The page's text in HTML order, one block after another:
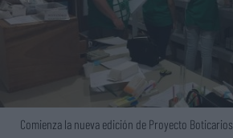
Comienza la nueva edición de Proyecto Boticarios